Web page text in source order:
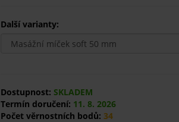
Další varianty:
Dostupnost: SKLADEM
Termín doručení: 11. 8. 2026
Počet věrnostních bodů: 34